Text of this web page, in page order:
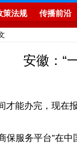
策法规 传播前沿
安徽：“
才能办完，现在
保服务平台”在